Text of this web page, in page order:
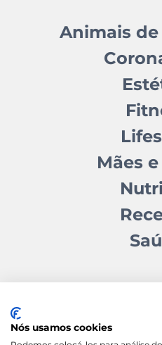
Animais
Mães
Nós usamos cookies